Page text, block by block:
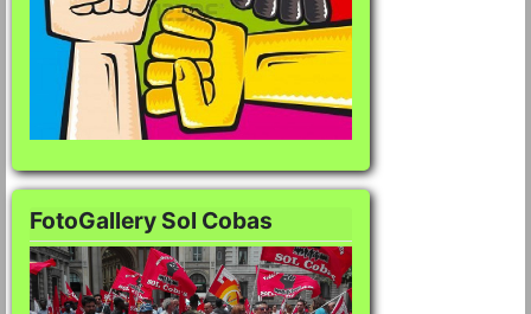
FotoGallery Sol Cobas
FotoGallery Sol